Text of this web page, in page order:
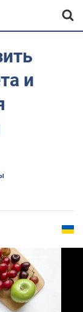
и